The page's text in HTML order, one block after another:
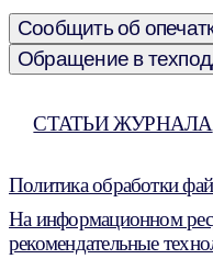
Сообщить об
Обращение в
СТАТЬИ ЖУРНАЛА
Политика обработки
На информационном
рекомендательные